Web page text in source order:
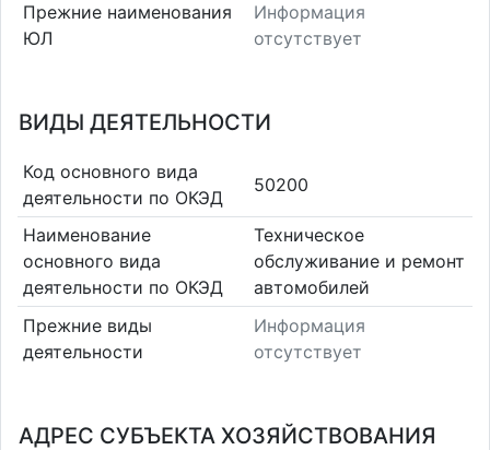
Прежние наименования
ЮЛ
Информация
отсутствует
ВИДЫ ДЕЯТЕЛЬНОСТИ
Код основного вида
деятельности по ОКЭД
50200
Наименование
основного вида
деятельности по ОКЭД
Техническое
обслуживание и ремонт
автомобилей
Прежние виды
деятельности
Информация
отсутствует
АДРЕС СУБЪЕКТА ХОЗЯЙСТВОВАНИЯ